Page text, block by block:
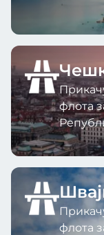
флота
флота